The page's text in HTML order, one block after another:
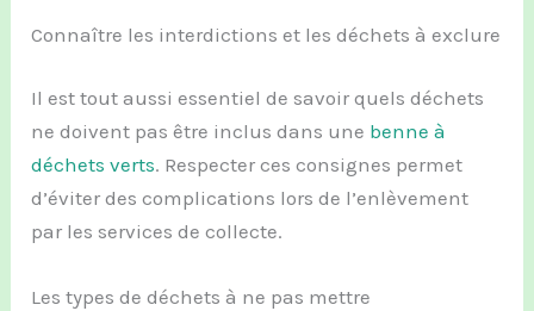
Connaître les interdictions et les déchets à exclure
Il est tout aussi essentiel de savoir quels déchets
ne doivent pas être inclus dans une benne à
déchets verts. Respecter ces consignes permet
d’éviter des complications lors de l’enlèvement
par les services de collecte.
Les types de déchets à ne pas mettre